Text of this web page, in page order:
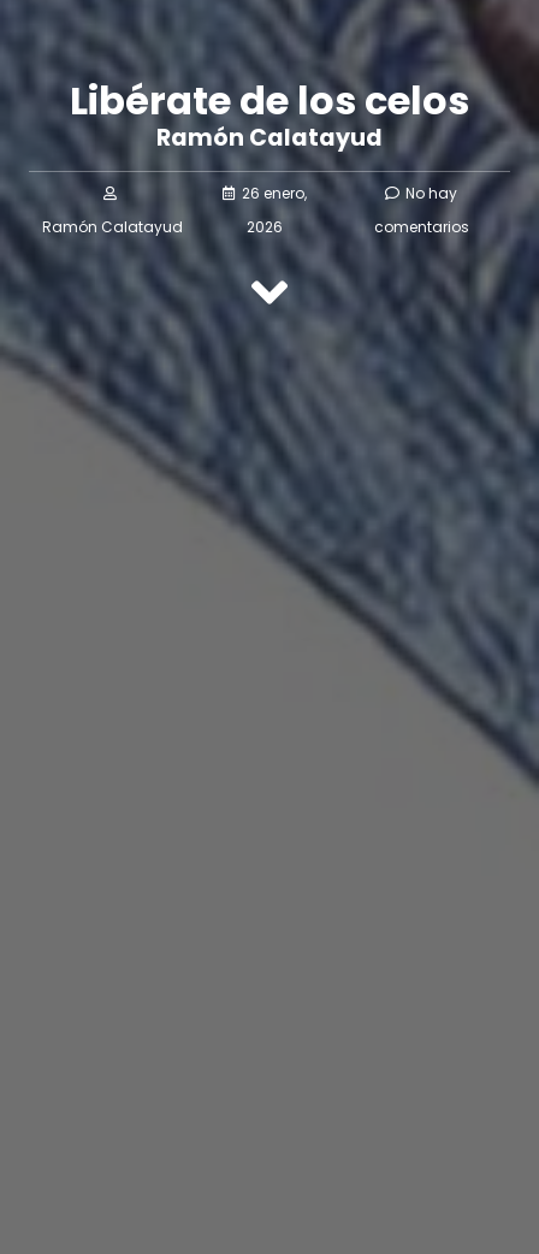
Libérate de los celos
Ramón Calatayud
Ramón Calatayud
26 enero,
2026
No hay
comentarios